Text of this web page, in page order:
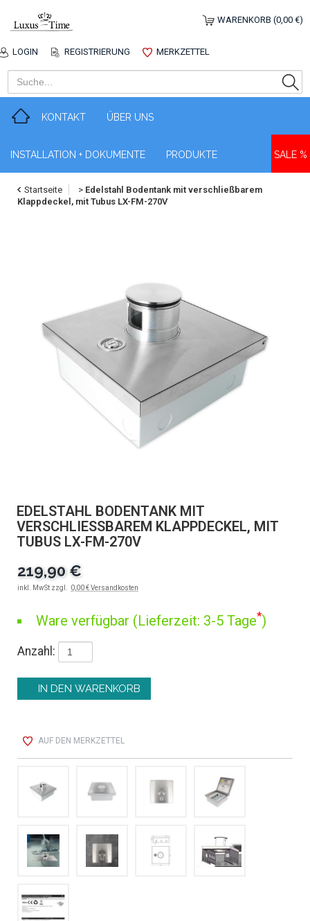
LOGIN REGISTRIERUNG MERKZETTEL
WARENKORB (0,00 €)
KONTAKT ÜBER UNS
INSTALLATION + DOKUMENTE PRODUKTE SALE %
Startseite > Edelstahl Bodentank mit verschließbarem
Klappdeckel, mit Tubus LX-FM-270V
EDELSTAHL BODENTANK MIT
VERSCHLIESSBAREM KLAPPDECKEL, MIT T
UBUS LX-FM-270V
219,90 €
inkl. MwSt zzgl. 0,00 € Versandkosten
Ware verfügbar (Lieferzeit: 3-5 Tage*)
Anzahl:
AUF DEN MERKZETTEL